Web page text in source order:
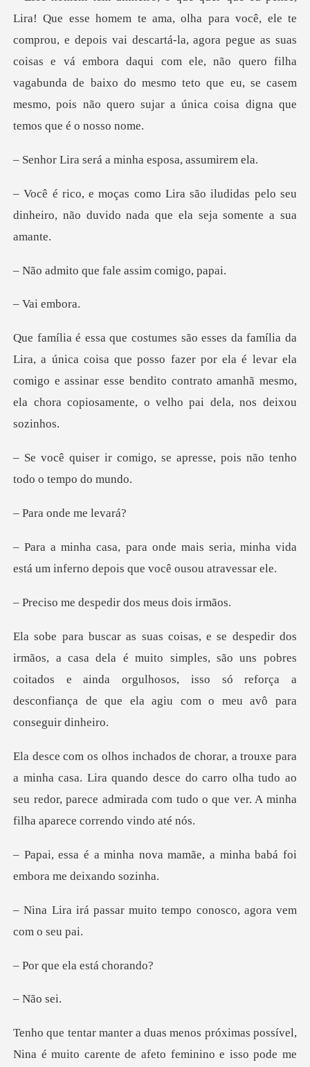
e depois vai descartá-la, agora pegue as suas
coisas e vá embora daqui com ele, não quero filha
vagabunda de ba
rá a minha espos
ludidas pelo seu
dinheiro, não duvido
ue fale assim
i em
que posso fazer por ela é levar ela
comigo e assinar esse bendito contrato
o, se apresse, pois não t
onde me
seria, minha vida
está um inferno
espedir dos me
a é muito simples, são uns pobres
coitados e ainda orgulhosos, isso só re
a. Lira quando desce do carro olha tudo ao
seu redor, parece admirad
va mamãe, a minha babá foi
muito tempo conosco,
ela está
ão
de me